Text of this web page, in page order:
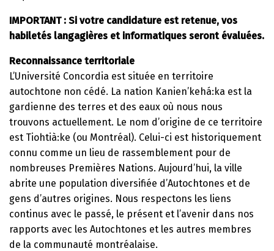
IMPORTANT : Si votre candidature est retenue, vos
habiletés langagières et informatiques seront évaluées.
Reconnaissance territoriale
L’Université Concordia est située en territoire
autochtone non cédé. La nation Kanien’kehá:ka est la
gardienne des terres et des eaux où nous nous
trouvons actuellement. Le nom d’origine de ce territoire
est Tiohtià:ke (ou Montréal). Celui-ci est historiquement
connu comme un lieu de rassemblement pour de
nombreuses Premières Nations. Aujourd’hui, la ville
abrite une population diversifiée d’Autochtones et de
gens d’autres origines. Nous respectons les liens
continus avec le passé, le présent et l’avenir dans nos
rapports avec les Autochtones et les autres membres
de la communauté montréalaise.